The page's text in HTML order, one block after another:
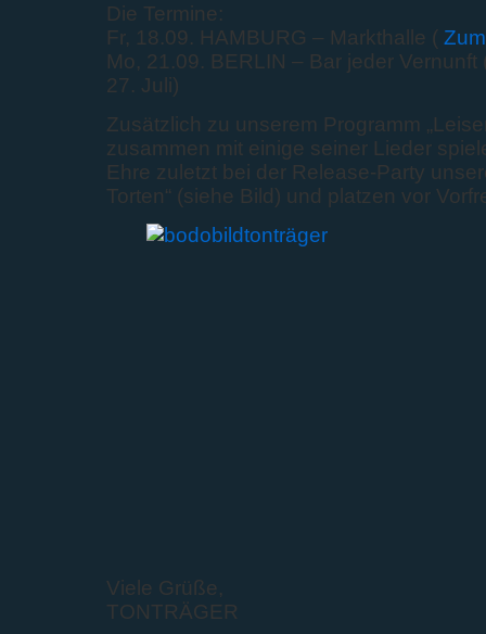
Die Termine:
Fr, 18.09. HAMBURG – Markthalle (
Mo, 21.09. BERLIN – Bar jeder Vernunft
27. Juli)
Zusätzlich zu unserem Programm
zusammen mit einige seiner Lieder
Ehre zuletzt bei der Release-Party
Torten“ (siehe Bild) und platzen vor
Viele Grüße,
TONTRÄGER